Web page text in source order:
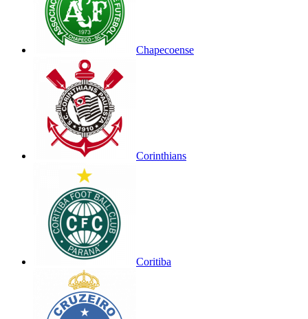
Chapecoense
Corinthians
Coritiba